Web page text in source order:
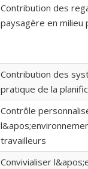
Contribution des
paysagère en milieu
Contribution des
pratique de la
Contrôle
travailleurs
Convivialiser